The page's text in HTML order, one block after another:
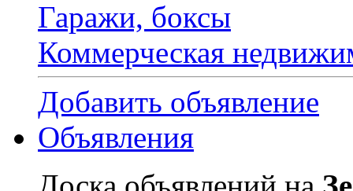
Гаражи, боксы
Коммерческая
Добавить объявление
Объявления